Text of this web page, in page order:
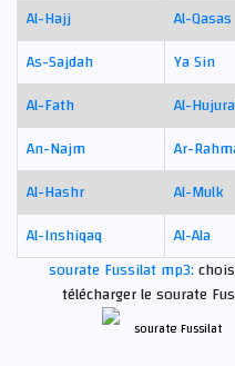
Al-Hajj
Al-Qasas
As-Sajdah
Ya Sin
Al-Fath
Al-
An-Najm
Ar-
Al-Hashr
Al-Mulk
Al-Inshiqaq
Al-Ala
sourate Fussilat mp3:
télécharger le sourate